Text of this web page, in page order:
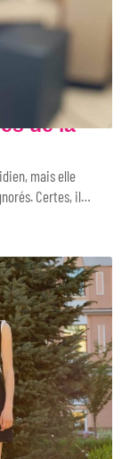
de la
mais elle
Certes, il…